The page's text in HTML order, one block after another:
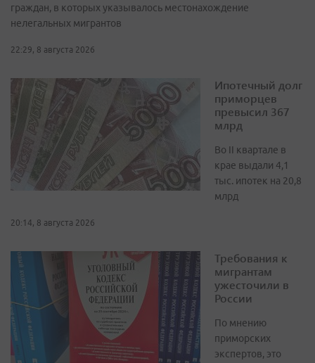
граждан, в которых указывалось местонахождение
нелегальных мигрантов
22:29, 8 августа 2026
Ипотечный долг
приморцев
превысил 367
млрд
Во II квартале в
крае выдали 4,1
тыс. ипотек на 20,8
млрд
20:14, 8 августа 2026
Требования к
мигрантам
ужесточили в
России
По мнению
приморских
экспертов, это